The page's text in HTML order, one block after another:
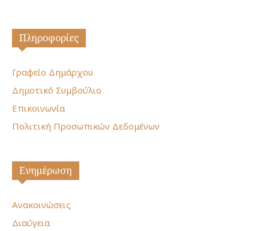
Πληροφορίες
Γραφείο Δημάρχου
Δημοτικό Συμβούλιο
Επικοινωνία
Πολιτική Προσωπικών Δεδομένων
Ενημέρωση
Ανακοινώσεις
Διαύγεια